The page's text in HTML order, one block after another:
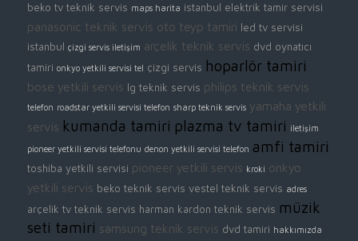
beko tv teknik servis maps harita istanbul elektrik tamir servisi
panasonic teknik servis oto teyp tamiri led tv servisi
istanbul çizgi servis iletişim arçelik teknik servis dvd oynatıcı
tamiri onkyo yetkili servisi tel çizgi servis hoparlör tamiri
bose yetkili servis lg teknik servis philips teknik servis
telefon roadstar yetkili servisi telefon sharp teknik servis yamaha yetkili
servis kumanda tamiri plazma tv tamiri iletişim
pioneer yetkili servisi telefonu denon yetkili servisi telefon amfi tamiri
toshiba yetkili servisi pioneer yetkili servis kroki onkyo
yetkili servis beko teknik servis vestel teknik servis adres
arçelik tv teknik servis harman kardon teknik servis müzik
seti tamiri samsung teknik servis dvd tamiri hakkımızda